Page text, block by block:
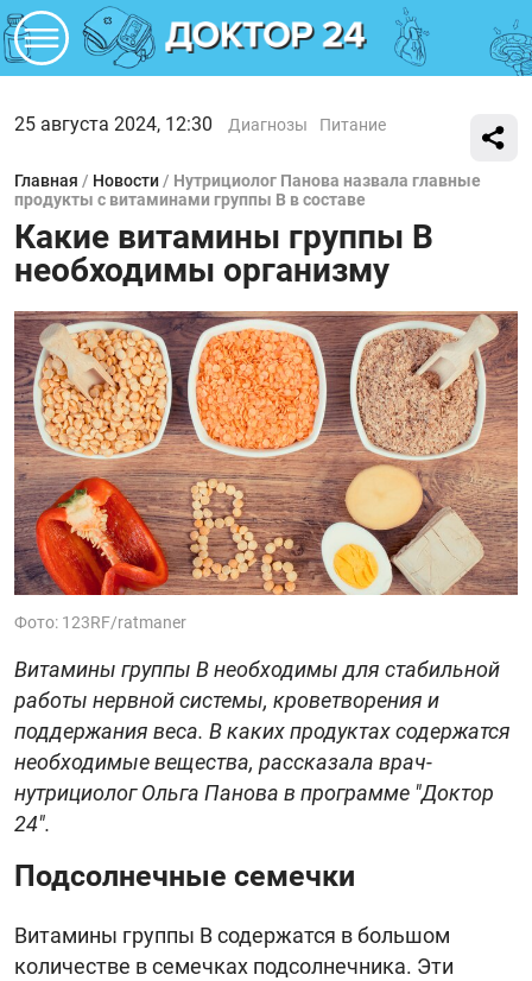
25 августа 2024, 12:30 Диагнозы Питание
Главная / Новости / Нутрициолог Панова назвала главные
продукты с витаминами группы В в составе
Какие витамины группы В
необходимы организму
Фото: 123RF/ratmaner
Витамины группы В необходимы для стабильной
работы нервной системы, кроветворения и
поддержания веса. В каких продуктах содержатся
необходимые вещества, рассказала врач-
нутрициолог Ольга Панова в программе "Доктор
24".
Подсолнечные семечки
Витамины группы В содержатся в большом
количестве в семечках подсолнечника. Эти